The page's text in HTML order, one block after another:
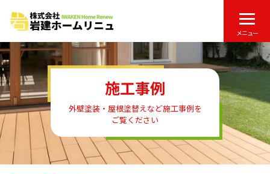
メニュー
施工事例
外壁塗装・屋根塗替えなど施工事例を
ご覧ください